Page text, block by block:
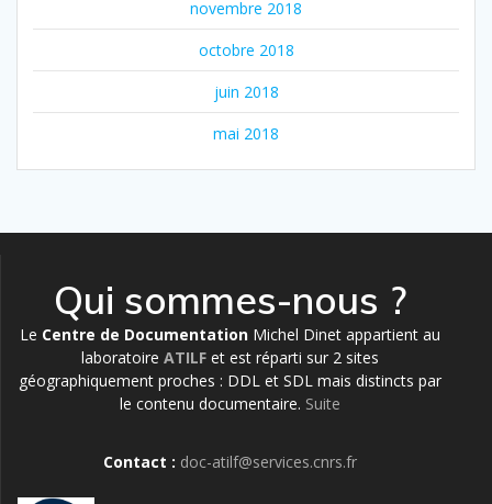
novembre 2018
octobre 2018
juin 2018
mai 2018
Qui sommes-nous ?
Le Centre de Documentation Michel Dinet appartient au
laboratoire ATILF et est réparti sur 2 sites
géographiquement proches : DDL et SDL mais distincts par
le contenu documentaire. Suite
Contact : doc-atilf@services.cnrs.fr